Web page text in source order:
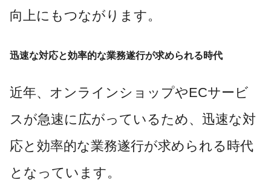
向上にもつながります。
迅速な対応と効率的な業務遂行が求められる時代
近年、オンラインショップやECサービ
スが急速に広がっているため、迅速な対
応と効率的な業務遂行が求められる時代
となっています。